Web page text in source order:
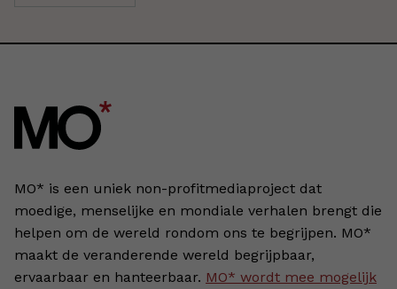
MO* is een uniek non-profitmediaproject dat
moedige, menselijke en mondiale verhalen brengt die
helpen om de wereld rondom ons te begrijpen. MO*
maakt de veranderende wereld begrijpbaar,
ervaarbaar en hanteerbaar. MO* wordt mee mogelijk